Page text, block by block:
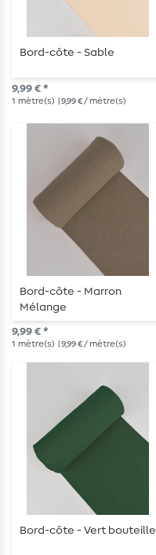
Bord-côte - Sable
9,99 € *
1 mètre(s) | 9,99 € / mètre(s)
Bord-côte - Marron
Mélange
9,99 € *
1 mètre(s) | 9,99 € / mètre(s)
Bord-côte - Vert bouteille